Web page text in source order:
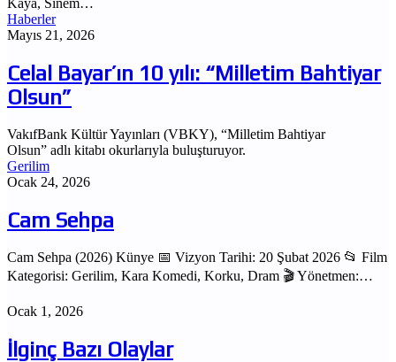
Kaya, Sinem…
Haberler
Mayıs 21, 2026
Celal Bayar’ın 10 yılı: “Milletim Bahtiyar
Olsun”
VakıfBank Kültür Yayınları (VBKY), “Milletim Bahtiyar
Olsun” adlı kitabı okurlarıyla buluşturuyor.
Gerilim
Ocak 24, 2026
Cam Sehpa
Cam Sehpa (2026) Künye 📅 Vizyon Tarihi: 20 Şubat 2026 📂 Film
Kategorisi: Gerilim, Kara Komedi, Korku, Dram 🎬 Yönetmen:…
Ocak 1, 2026
İlginç Bazı Olaylar